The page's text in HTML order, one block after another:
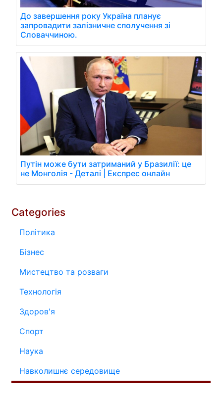
До завершення року Україна планує
запровадити залізничне сполучення зі
Словаччиною.
Путін може бути затриманий у Бразилії: це
не Монголія - Деталі | Експрес онлайн
Categories
Політика
Бізнес
Мистецтво та розваги
Технологія
Здоров'я
Спорт
Наука
Навколишнє середовище